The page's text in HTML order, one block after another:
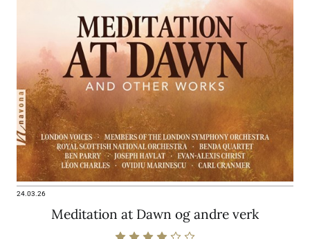
24.03.26
Meditation at Dawn og andre verk